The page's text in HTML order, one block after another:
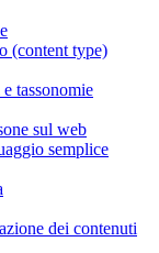
(content type)
tassonomie
sul web
semplice
dei contenuti